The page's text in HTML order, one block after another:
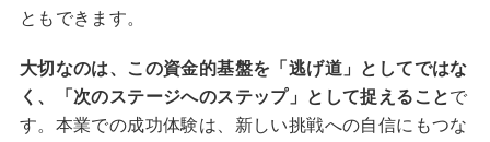
ともできます。
大切なのは、この資金的基盤を「逃げ道」としてではな
く、「次のステージへのステップ」として捉えることで
す。本業での成功体験は、新しい挑戦への自信にもつな